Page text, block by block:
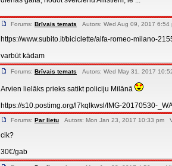
Forums: Brīvais temats Autors: Wed Aug 09, 2017
https://www.subito.it/biciclette/alfa-romeo-milano-
varbūt kādam
Forums: Brīvais temats Autors: Wed May 31, 2017
Arvien lielāks prieks satikt policiju Milānā
https://s10.postimg.org/l7kqlkwsl/IMG-20170530-
Forums: Par lietu Autors: Mon Jan 23, 2017 10:33 pm
cik?
30€/gab